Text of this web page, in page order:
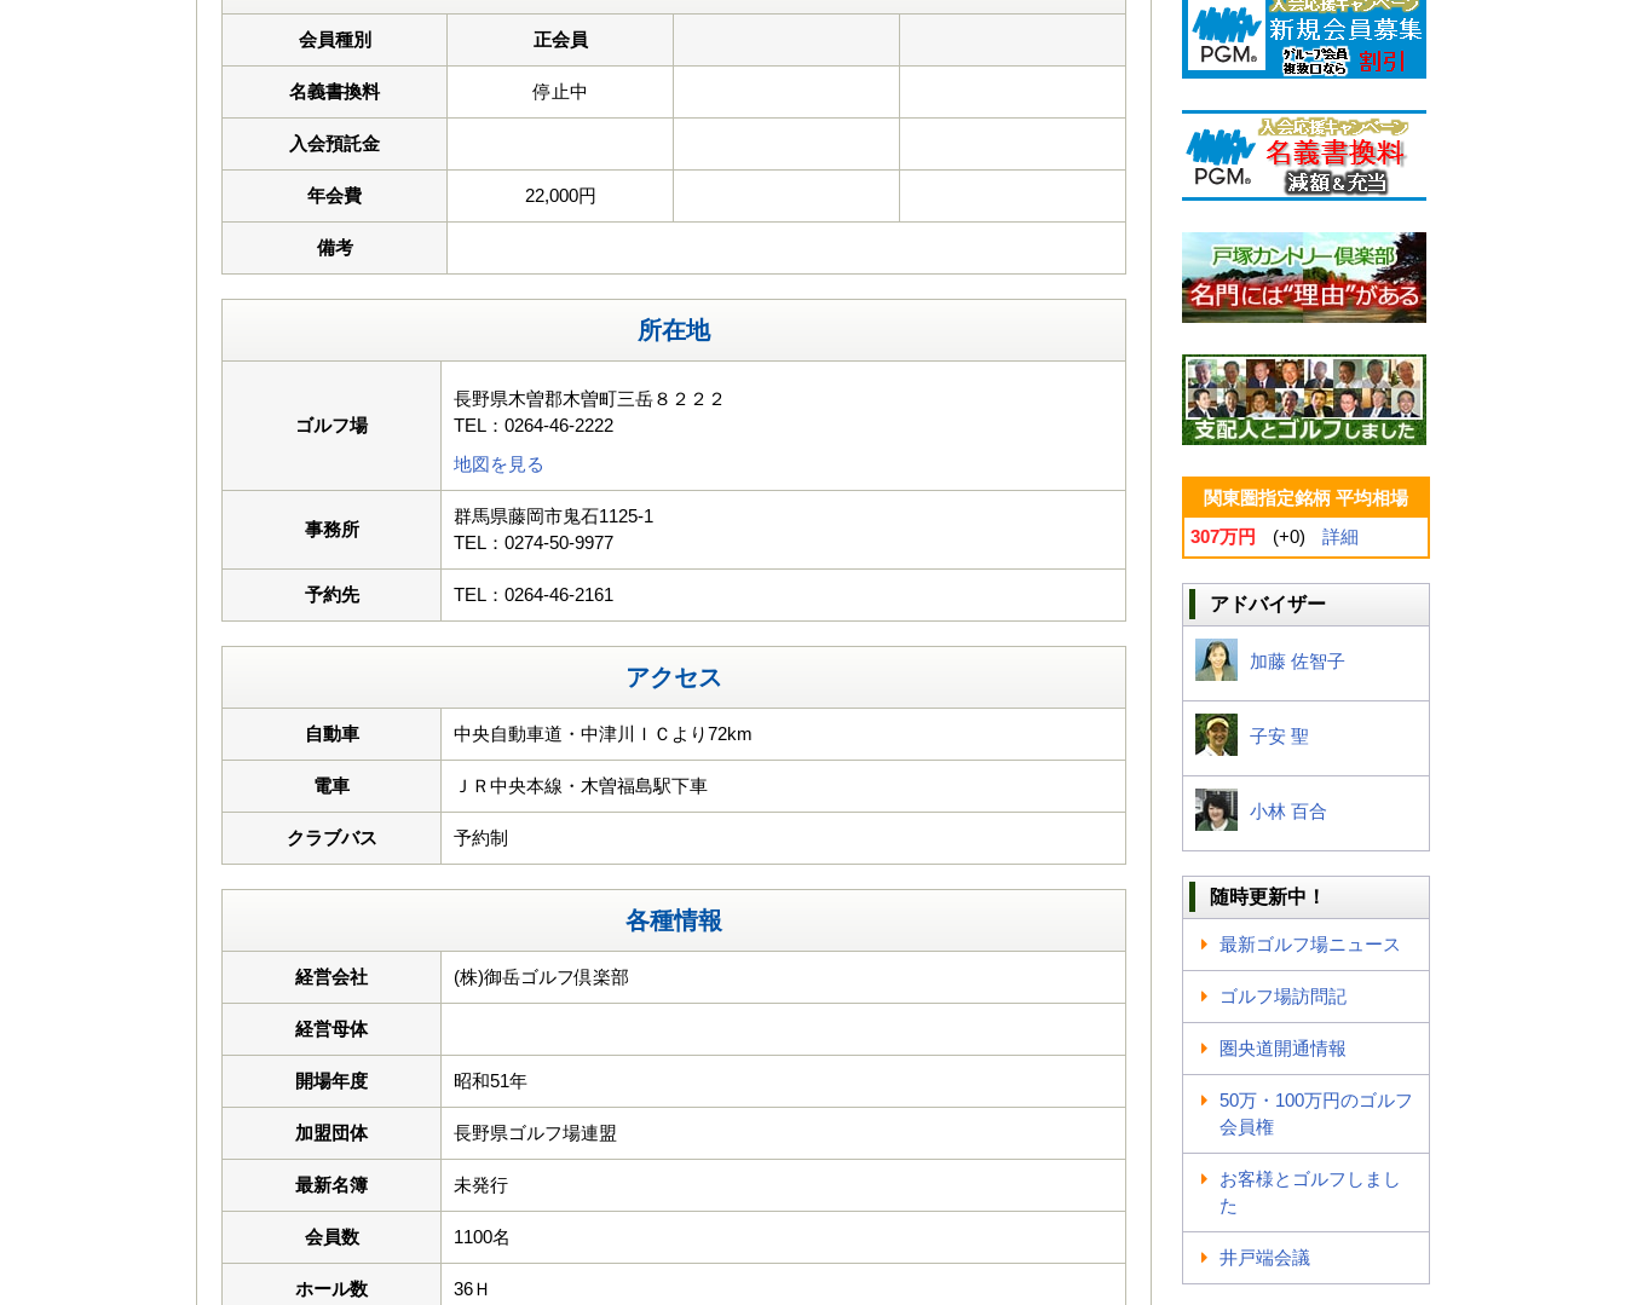
会員種別 正会員
名義書換料 停止中
入会預託金
年会費 22,000円
備考
所在地
ゴルフ場
長野県木曽郡木曽町三岳８２２２
TEL：0264-46-2222
地図を見る
事務所
群馬県藤岡市鬼石1125-1
TEL：0274-50-9977
予約先 TEL：0264-46-2161
アクセス
自動車 中央自動車道・中津川ＩＣより72km
電車 ＪＲ中央本線・木曽福島駅下車
クラブバス 予約制
各種情報
経営会社 (株)御岳ゴルフ倶楽部
経営母体
開場年度 昭和51年
加盟団体 長野県ゴルフ場連盟
最新名簿 未発行
会員数 1100名
ホール数 36Ｈ
関東圏指定銘柄 平均相場
307万円
(+0) 詳細
アドバイザー
加藤 佐智子
子安 聖
小林 百合
随時更新中！
最新ゴルフ場ニュース
ゴルフ場訪問記
圏央道開通情報
50万・100万円のゴルフ
会員権
お客様とゴルフしまし
た
井戸端会議